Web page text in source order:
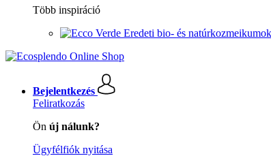
Több inspiráció
Eredeti bio- és natúrkozmeikumok
Bejelentkezés
Feliratkozás
Ön új nálunk?
Ügyfélfiók nyitása